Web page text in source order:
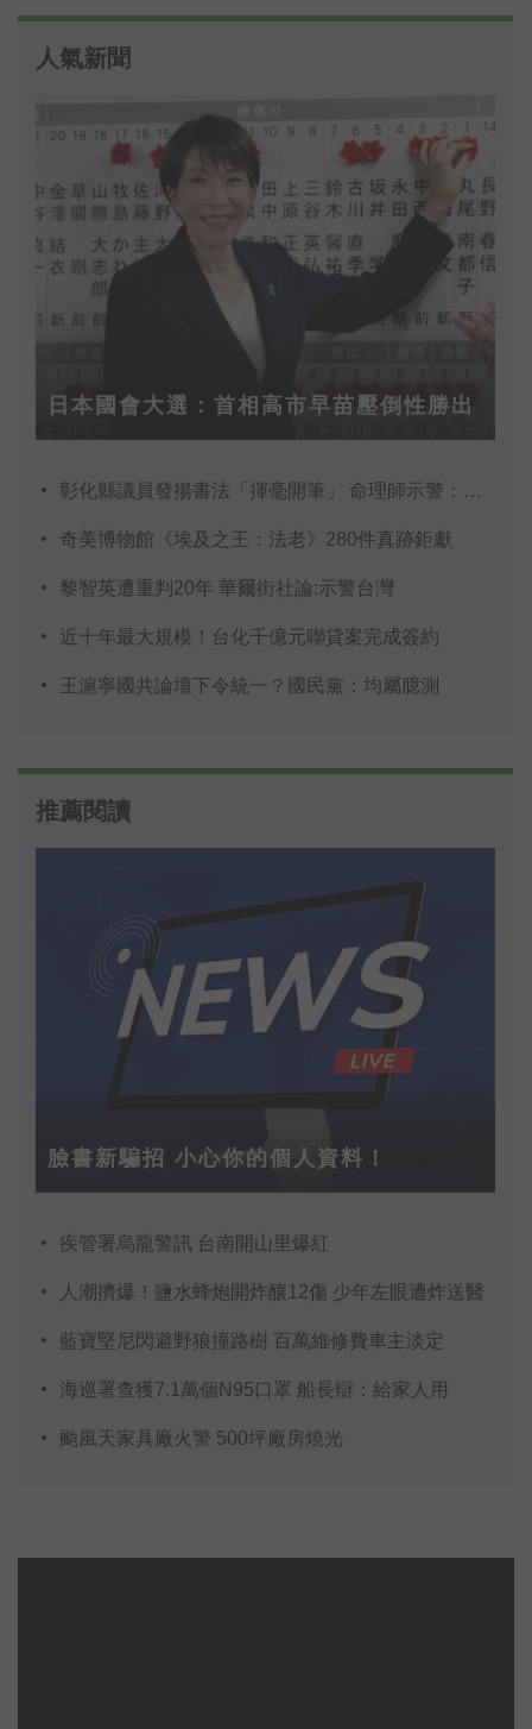
此外，面對環境的考驗，日立家電也推出具
人氣新聞
日本國會大選：首相高市早苗壓倒性勝出
彰化縣議員發揚書法「揮毫開筆」 命理師示警：不
奇美博物館《埃及之王：法老》280件真跡鉅獻
黎智英遭重判20年 華爾街社論:示警台灣
近十年最大規模！台化千億元聯貸案完成簽約
王滬寧國共論壇下令統一？國民黨：均屬臆測
推薦閱讀
臉書新騙招 小心你的個人資料！
疾管署烏龍警訊 台南開山里爆紅
人潮擠爆！鹽水蜂炮開炸釀12傷 少年左眼遭炸送醫
藍寶堅尼閃避野狼撞路樹 百萬維修費車主淡定
海巡署查獲7.1萬個N95口罩 船長辯：給家人用
颱風天家具廠火警 500坪廠房燒光